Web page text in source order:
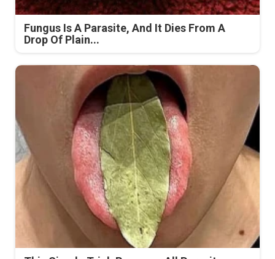
Fungus Is A Parasite, And It Dies From A
Drop Of Plain...